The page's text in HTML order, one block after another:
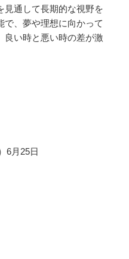
見通して長期的な視野を
で、夢や理想に向かって
良い時と悪い時の差が激
6月25日